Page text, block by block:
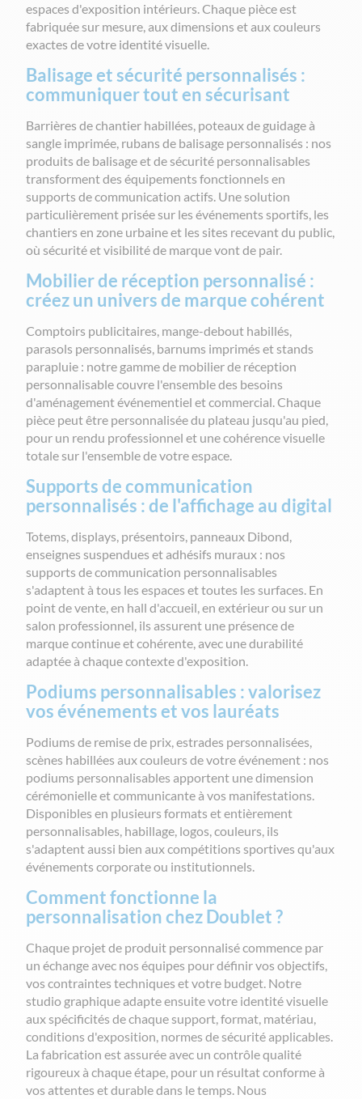
espaces d'exposition intérieurs. Chaque pièce est
fabriquée sur mesure, aux dimensions et aux couleurs
exactes de votre identité visuelle.
Balisage et sécurité personnalisés :
communiquer tout en sécurisant
Barrières de chantier habillées, poteaux de guidage à
sangle imprimée, rubans de balisage personnalisés : nos
produits de balisage et de sécurité personnalisables
transforment des équipements fonctionnels en
supports de communication actifs. Une solution
particulièrement prisée sur les événements sportifs, les
chantiers en zone urbaine et les sites recevant du public,
où sécurité et visibilité de marque vont de pair.
Mobilier de réception personnalisé :
créez un univers de marque cohérent
Comptoirs publicitaires, mange-debout habillés,
parasols personnalisés, barnums imprimés et stands
parapluie : notre gamme de mobilier de réception
personnalisable couvre l'ensemble des besoins
d'aménagement événementiel et commercial. Chaque
pièce peut être personnalisée du plateau jusqu'au pied,
pour un rendu professionnel et une cohérence visuelle
totale sur l'ensemble de votre espace.
Supports de communication
personnalisés : de l'affichage au digital
Totems, displays, présentoirs, panneaux Dibond,
enseignes suspendues et adhésifs muraux : nos
supports de communication personnalisables
s'adaptent à tous les espaces et toutes les surfaces. En
point de vente, en hall d'accueil, en extérieur ou sur un
salon professionnel, ils assurent une présence de
marque continue et cohérente, avec une durabilité
adaptée à chaque contexte d'exposition.
Podiums personnalisables : valorisez
vos événements et vos lauréats
Podiums de remise de prix, estrades personnalisées,
scènes habillées aux couleurs de votre événement : nos
podiums personnalisables apportent une dimension
cérémonielle et communicante à vos manifestations.
Disponibles en plusieurs formats et entièrement
personnalisables, habillage, logos, couleurs, ils
s'adaptent aussi bien aux compétitions sportives qu'aux
événements corporate ou institutionnels.
Comment fonctionne la
personnalisation chez Doublet ?
Chaque projet de produit personnalisé commence par
un échange avec nos équipes pour définir vos objectifs,
vos contraintes techniques et votre budget. Notre
studio graphique adapte ensuite votre identité visuelle
aux spécificités de chaque support, format, matériau,
conditions d'exposition, normes de sécurité applicables.
La fabrication est assurée avec un contrôle qualité
rigoureux à chaque étape, pour un résultat conforme à
vos attentes et durable dans le temps. Nous